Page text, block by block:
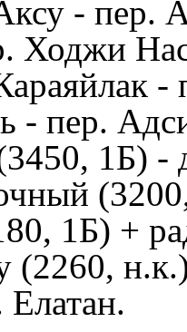
- пер.
Ходжи
- пер.
1Б)
1Б) +
(2260,